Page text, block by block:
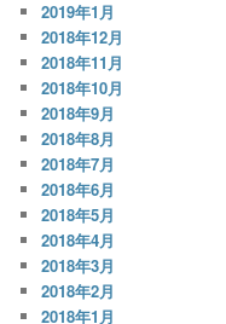
2019年1月
2018年12月
2018年11月
2018年10月
2018年9月
2018年8月
2018年7月
2018年6月
2018年5月
2018年4月
2018年3月
2018年2月
2018年1月